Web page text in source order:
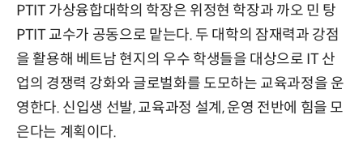
PTIT 가상융합대학의 학장은 위정현 학장과 까오 민 탕
PTIT 교수가 공동으로 맡는다. 두 대학의 잠재력과 강점
을 활용해 베트남 현지의 우수 학생들을 대상으로 IT 산
업의 경쟁력 강화와 글로벌화를 도모하는 교육과정을 운
영한다. 신입생 선발, 교육과정 설계, 운영 전반에 힘을 모
은다는 계획이다.